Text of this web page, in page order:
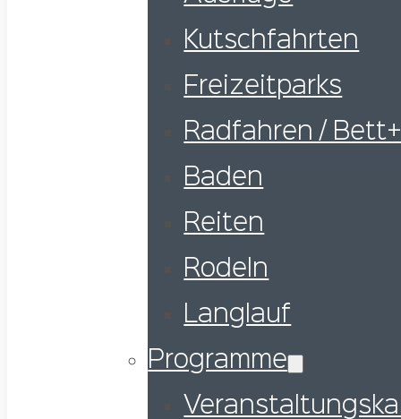
Kutschfahrten
Freizeitparks
Radfahren /
Baden
Reiten
Rodeln
Langlauf
Programme